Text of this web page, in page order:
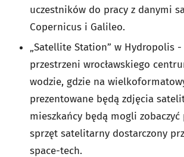
uczestników do pracy z danymi
Copernicus i Galileo.
„Satellite Station” w Hydropolis
przestrzeni wrocławskiego
wodzie, gdzie na
prezentowane będą zdjęcia
mieszkańcy będą mogli zobaczyć
sprzęt satelitarny dostarczony
space-tech.